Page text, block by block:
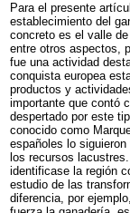
Para el presente
establecimiento del
concreto es el valle
entre otros aspectos,
fue una actividad
conquista europea
productos y
importante que contó
despertado por este
conocido como
españoles lo
los recursos
identificase la región
estudio de las
diferencia, por